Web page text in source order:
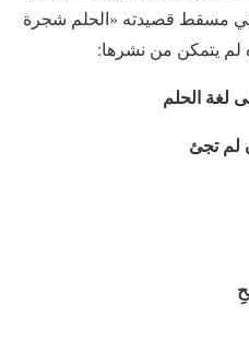
في مسقط قصيدته «الحلم شجرة
لم يتمكن من نشرها:
لغة الحلم
لم تجئ